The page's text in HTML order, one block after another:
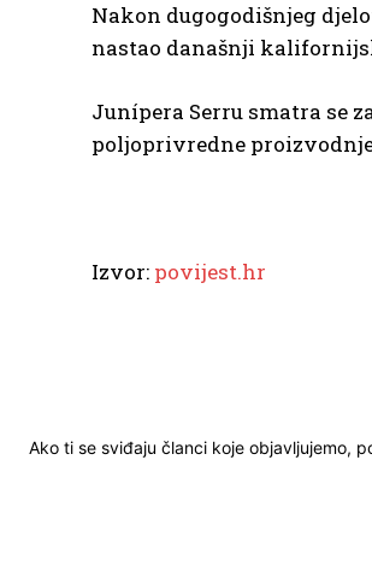
Nakon dugogodišnjeg
nastao današnji
Junípera Serru smatra se
poljoprivredne
Izvor: povijest.hr
Ako ti se sviđaju članci koje objavljujemo,